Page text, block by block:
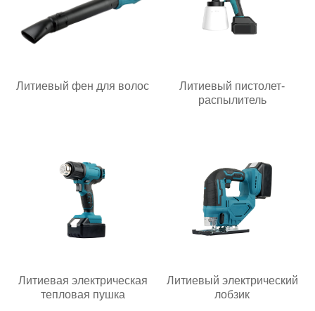
Литиевый фен для волос
Литиевый пистолет-
распылитель
Литиевая электрическая
тепловая пушка
Литиевый электрический
лобзик